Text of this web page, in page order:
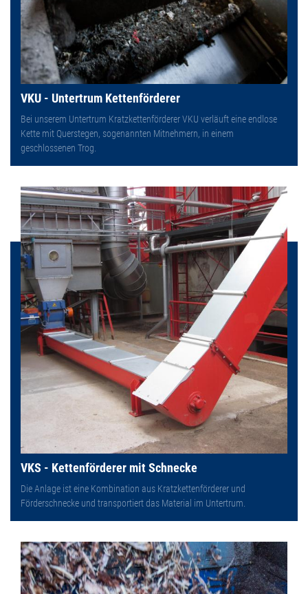
VKU - Untertrum Kettenförderer
Bei unserem Untertrum Kratzkettenförderer VKU verläuft eine endlose
Kette mit Querstegen, sogenannten Mitnehmern, in einem
geschlossenen Trog.
VKS - Kettenförderer mit Schnecke
Die Anlage ist eine Kombination aus Kratzkettenförderer und
Förderschnecke und transportiert das Material im Untertrum.